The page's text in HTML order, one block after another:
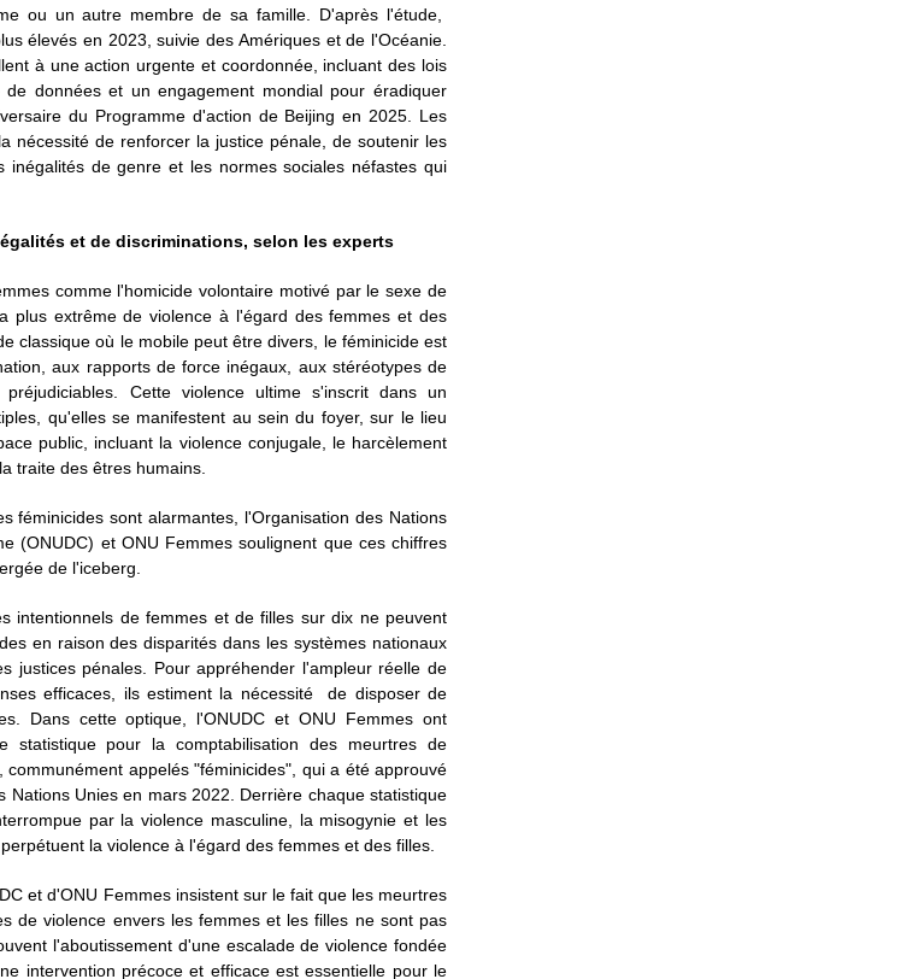
ou un autre membre de sa famille. D'après l'étude,
élevés en 2023, suivie des Amériques et de l'Océanie.
à une action urgente et coordonnée, incluant des lois
de données et un engagement mondial pour éradiquer
du Programme d'action de Beijing en 2025. Les
nécessité de renforcer la justice pénale, de soutenir les
inégalités de genre et les normes sociales néfastes qui
et de discriminations, selon les experts
comme l'homicide volontaire motivé par le sexe de
plus extrême de violence à l'égard des femmes et des
classique où le mobile peut être divers, le féminicide est
aux rapports de force inégaux, aux stéréotypes de
Cette violence ultime s'inscrit dans un
qu'elles se manifestent au sein du foyer, sur le lieu
public, incluant la violence conjugale, le harcèlement
traite des êtres humains.
féminicides sont alarmantes, l'Organisation des Nations
(ONUDC) et ONU Femmes soulignent que ces chiffres
de l'iceberg.
intentionnels de femmes et de filles sur dix ne peuvent
en raison des disparités dans les systèmes nationaux
justices pénales. Pour appréhender l'ampleur réelle de
efficaces, ils estiment la nécessité de disposer de
Dans cette optique, l'ONUDC et ONU Femmes ont
statistique pour la comptabilisation des meurtres de
appelés "féminicides", qui a été approuvé
Nations Unies en mars 2022. Derrière chaque statistique
par la violence masculine, la misogynie et les
la violence à l'égard des femmes et des filles.
et d'ONU Femmes insistent sur le fait que les meurtres
de violence envers les femmes et les filles ne sont pas
l'aboutissement d'une escalade de violence fondée
intervention précoce et efficace est essentielle pour le